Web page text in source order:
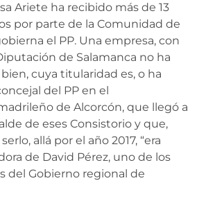
Ariete ha recibido más de 13
por parte de la Comunidad de
el PP. Una empresa, con
de Salamanca no ha
cuya titularidad es, o ha
del PP en el
de Alcorcón, que llegó a
de eses Consistorio y que,
allá por el año 2017, “era
de David Pérez, uno de los
del Gobierno regional de